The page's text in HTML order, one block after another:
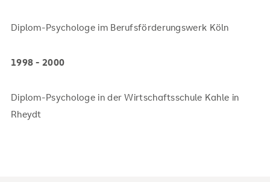
Diplom-Psychologe im Berufsförderungswerk Köln
1998 - 2000
Diplom-Psychologe in der Wirtschaftsschule Kahle in
Rheydt